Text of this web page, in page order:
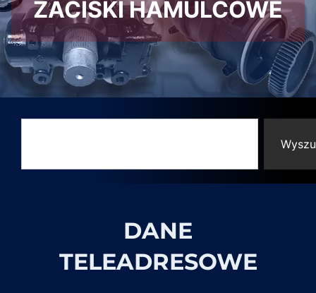
ZACISKI HAMULCOWE
DANE
TELEADRESOWE